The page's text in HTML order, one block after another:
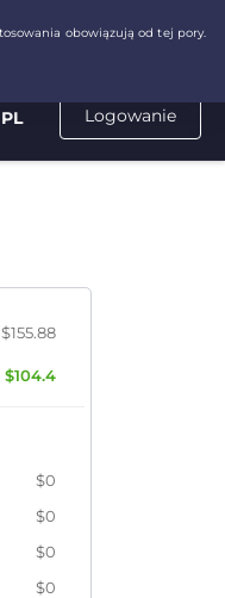
Logowanie
PL
$155.88
$104.4
$0
$0
$0
$0